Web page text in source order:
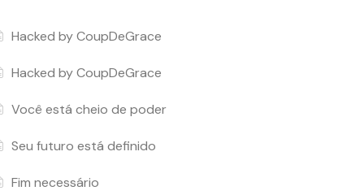
Hacked by CoupDeGrace
Hacked by CoupDeGrace
Você está cheio de poder
Seu futuro está definido
Fim necessário